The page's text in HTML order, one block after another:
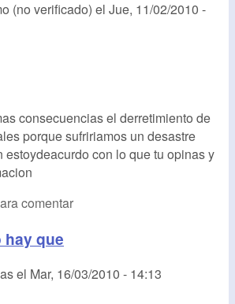
(no verificado) el Jue, 11/02/2010 -
consecuencias el derretimiento de
porque sufririamos un desastre
estoydeacurdo con lo que tu opinas y
comentar
que
el Mar, 16/03/2010 - 14:13